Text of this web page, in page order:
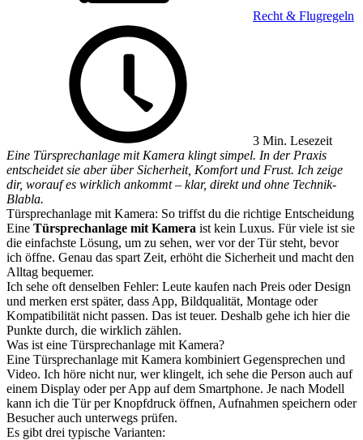
Recht & Flugregeln
3 Min. Lesezeit
Eine Türsprechanlage mit Kamera klingt simpel. In der Praxis
entscheidet sie aber über Sicherheit, Komfort und Frust. Ich zeige
dir, worauf es wirklich ankommt – klar, direkt und ohne Technik-
Blabla.
Türsprechanlage mit Kamera: So triffst du die richtige Entscheidung
Eine Türsprechanlage mit Kamera ist kein Luxus. Für viele ist sie
die einfachste Lösung, um zu sehen, wer vor der Tür steht, bevor
ich öffne. Genau das spart Zeit, erhöht die Sicherheit und macht den
Alltag bequemer.
Ich sehe oft denselben Fehler: Leute kaufen nach Preis oder Design
und merken erst später, dass App, Bildqualität, Montage oder
Kompatibilität nicht passen. Das ist teuer. Deshalb gehe ich hier die
Punkte durch, die wirklich zählen.
Was ist eine Türsprechanlage mit Kamera?
Eine Türsprechanlage mit Kamera kombiniert Gegensprechen und
Video. Ich höre nicht nur, wer klingelt, ich sehe die Person auch auf
einem Display oder per App auf dem Smartphone. Je nach Modell
kann ich die Tür per Knopfdruck öffnen, Aufnahmen speichern oder
Besucher auch unterwegs prüfen.
Es gibt drei typische Varianten: